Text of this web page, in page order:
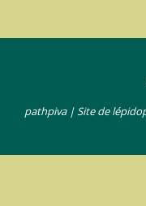
pathpiva | Site de